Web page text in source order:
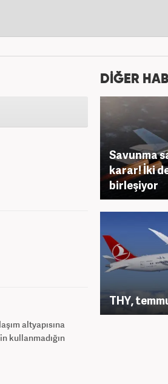
altyapısına
kullanmadığın
DİĞER
Savunma
karar! İki
birleşiyor
THY,